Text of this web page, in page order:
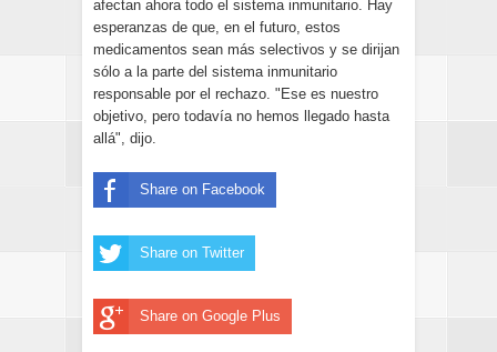
afectan ahora todo el sistema inmunitario. Hay
esperanzas de que, en el futuro, estos
medicamentos sean más selectivos y se dirijan
sólo a la parte del sistema inmunitario
responsable por el rechazo. "Ese es nuestro
objetivo, pero todavía no hemos llegado hasta
allá", dijo.
Share on Facebook
Share on Twitter
Share on Google Plus